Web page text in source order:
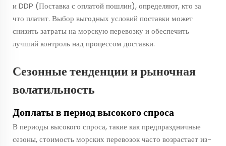
и DDP (Поставка с оплатой пошлин), определяют, кто за
что платит. Выбор выгодных условий поставки может
снизить затраты на морскую перевозку и обеспечить
лучший контроль над процессом доставки.
Сезонные тенденции и рыночная
волатильность
Доплаты в период высокого спроса
В периоды высокого спроса, такие как предпраздничные
сезоны, стоимость морских перевозок часто возрастает из-